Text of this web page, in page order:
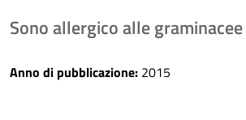
Sono allergico alle graminacee
Anno di pubblicazione: 2015